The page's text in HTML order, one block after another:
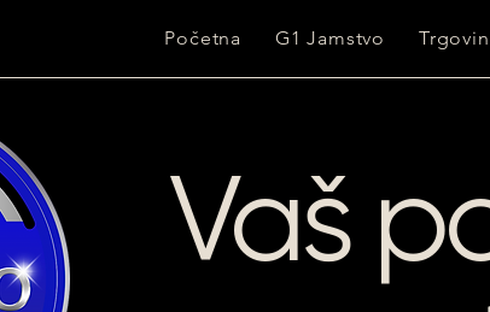
Početna G1 Jamstvo
Vaš